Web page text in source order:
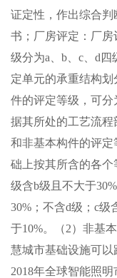
证定性，作出综合判
书；厂房评定：厂
级分为a、b、c、d
定单元的承重结构
件的评定等级，可
据其所处的工艺流
和非基本构件的评
础上按其所含的各个
级含b级且不大于
30%；不含d级；c级
于10%。（2）非基
慧城市基础设施可以
2018年全球智能照